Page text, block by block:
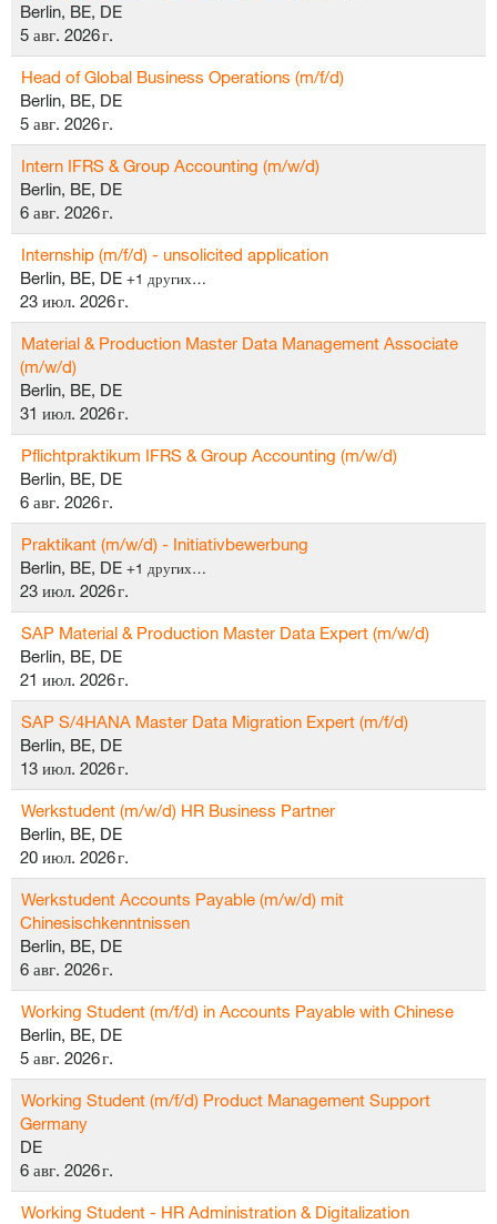
Berlin, BE, DE
5 авг. 2026 г.
Head of Global Business Operations (m/f/d)
Berlin, BE, DE
5 авг. 2026 г.
Intern IFRS & Group Accounting (m/w/d)
Berlin, BE, DE
6 авг. 2026 г.
Internship (m/f/d) - unsolicited application
Berlin, BE, DE +1 других…
23 июл. 2026 г.
Material & Production Master Data Management Associate
(m/w/d)
Berlin, BE, DE
31 июл. 2026 г.
Pflichtpraktikum IFRS & Group Accounting (m/w/d)
Berlin, BE, DE
6 авг. 2026 г.
Praktikant (m/w/d) - Initiativbewerbung
Berlin, BE, DE +1 других…
23 июл. 2026 г.
SAP Material & Production Master Data Expert (m/w/d)
Berlin, BE, DE
21 июл. 2026 г.
SAP S/4HANA Master Data Migration Expert (m/f/d)
Berlin, BE, DE
13 июл. 2026 г.
Werkstudent (m/w/d) HR Business Partner
Berlin, BE, DE
20 июл. 2026 г.
Werkstudent Accounts Payable (m/w/d) mit
Chinesischkenntnissen
Berlin, BE, DE
6 авг. 2026 г.
Working Student (m/f/d) in Accounts Payable with Chinese
Berlin, BE, DE
5 авг. 2026 г.
Working Student (m/f/d) Product Management Support
Germany
DE
6 авг. 2026 г.
Working Student - HR Administration & Digitalization